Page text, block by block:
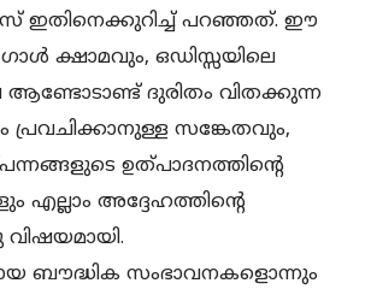
ഇതിനെക്കുറിച്ച് പറഞ്ഞത്. ഈ
ക്ഷാമവും, ഒഡിസ്സയിലെ
ആണ്ടോടാണ്ട് ദുരിതം വിതക്കുന്ന
പ്രവചിക്കാനുള്ള സങ്കേതവും,
ഉത്പാദനത്തിന്റെ
എല്ലാം അദ്ദേഹത്തിന്റെ
ബൗദ്ധിക സംഭാവനകളൊന്നും